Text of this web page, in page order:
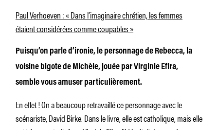
Paul Verhoeven : « Dans l’imaginaire chrétien, les femmes
étaient considérées comme coupables »
Puisqu’on parle d’ironie, le personnage de Rebecca, la
voisine bigote de Michèle, jouée par Virginie Efira,
semble vous amuser particulièrement.
En effet ! On a beaucoup retravaillé ce personnage avec le
scénariste, David Birke. Dans le livre, elle est catholique, mais elle